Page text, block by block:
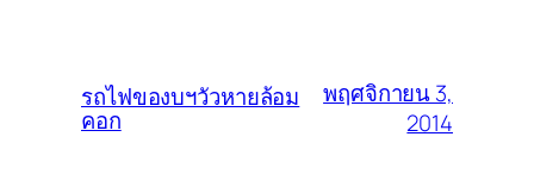
รถไฟของบฯวัวหายล้อม
คอก
พฤศจิกายน 3,
2014